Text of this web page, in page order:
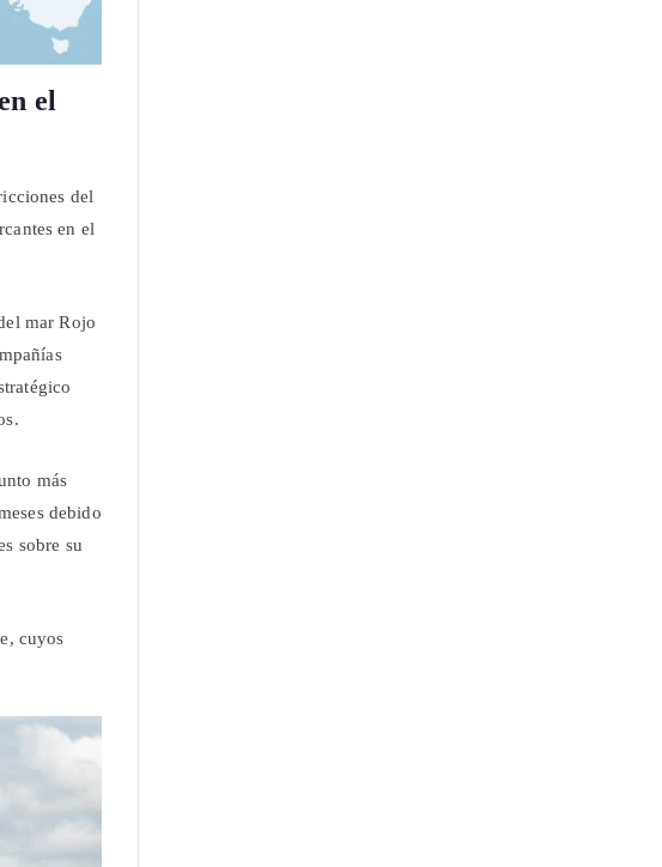
el
del
en el
mar Rojo
más
debido
sobre su
cuyos